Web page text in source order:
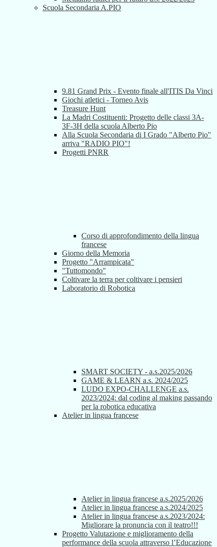
Scuola Secondaria A.PIO
9.81 Grand Prix - Evento finale all'ITIS Da Vinci
Giochi atletici - Torneo Avis
Treasure Hunt
La Madri Costituenti: Progetto delle classi 3A-
3F-3H della scuola Alberto Pio
Alla Scuola Secondaria di I Grado "Alberto Pio"
arriva "RADIO PIO"!
Progetti PNRR
Corso di approfondimento della lingua
francese
Giorno della Memoria
Progetto "Arrampicata"
"Tuttomondo"
Coltivare la terra per coltivare i pensieri
Laboratorio di Robotica
SMART SOCIETY - a.s.2025/2026
GAME & LEARN a.s. 2024/2025
LUDO EXPO-CHALLENGE a.s.
2023/2024: dal coding al making passando
per la robotica educativa
Atelier in lingua francese
Atelier in lingua francese a.s.2025/2026
Atelier in lingua francese a.s.2024/2025
Atelier in lingua francese a.s.2023/2024:
Migliorare la pronuncia con il teatro!!!
Progetto Valutazione e miglioramento della
performance della scuola attraverso l’Educazione